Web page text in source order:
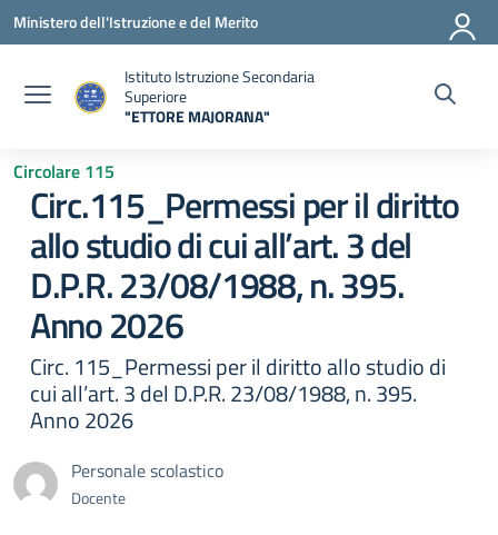
Vai ai contenuti
Vai al menu di navigazione
Vai al footer
Ministero dell'Istruzione e del Merito
Istituto Istruzione Secondaria
Superiore
"ETTORE MAJORANA"
Circolare 115
Circ.115_Permessi per il diritto
allo studio di cui all’art. 3 del
D.P.R. 23/08/1988, n. 395.
Anno 2026
Circ. 115_Permessi per il diritto allo studio di
cui all’art. 3 del D.P.R. 23/08/1988, n. 395.
Anno 2026
Personale scolastico
Docente